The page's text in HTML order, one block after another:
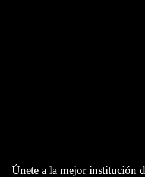
Únete a la mejor institución